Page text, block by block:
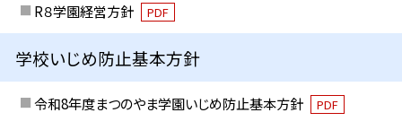
R８学園経営方針 PDF
学校いじめ防止基本方針
令和8年度まつのやま学園いじめ防止基本方針 PDF